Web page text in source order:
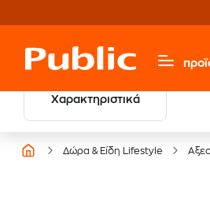
Χαρακτηριστικά
Δώρα & Είδη Lifestyle